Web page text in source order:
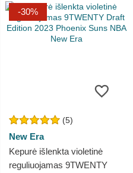
-30%
(5)
New Era
Kepurė išlenkta violetinė
reguliuojamas 9TWENTY